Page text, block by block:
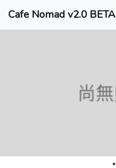
Cafe Nomad v2.0 BETA